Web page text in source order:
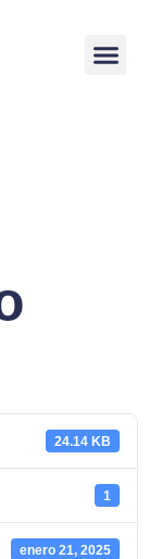
24.14 KB
1
enero 21, 2025